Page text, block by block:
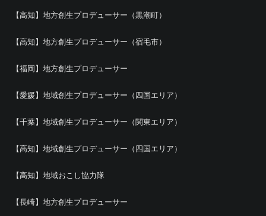
【高知】地方創生プロデューサー（黒潮町）
【高知】地方創生プロデューサー（宿毛市）
【福岡】地方創生プロデューサー
【愛媛】地域創生プロデューサー（四国エリア）
【千葉】地域創生プロデューサー（関東エリア）
【高知】地域創生プロデューサー（四国エリア）
【高知】地域おこし協力隊
【長崎】地方創生プロデューサー